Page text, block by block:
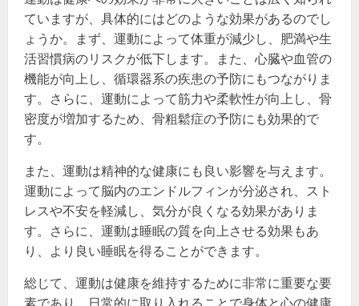
ていますが、具体的にはどのような効果があるのでし
ょうか。まず、運動によって体重が減少し、肥満や生
活習慣病のリスクが低下します。また、心臓や血管の
機能が向上し、循環器系の疾患の予防にもつながりま
す。さらに、運動によって筋力や柔軟性が向上し、骨
密度が増加するため、骨粗鬆症の予防にも効果的で
す。
また、運動は精神的な健康にも良い影響を与えます。
運動によって脳内のエンドルフィンが分泌され、スト
レスや不安を軽減し、気分が良くなる効果がありま
す。さらに、運動は睡眠の質を向上させる効果もあ
り、より良い睡眠を得ることができます。
総じて、運動は健康を維持するために非常に重要な要